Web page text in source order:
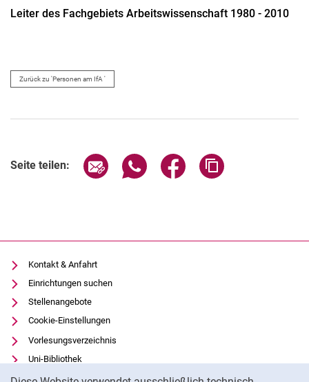
Leiter des Fachgebiets Arbeitswissenschaft 1980 - 2010
Zurück zu 'Personen am IfA '
Seite teilen: Seite über E-Mail teilen
Seite über WhatsApp teilen
Seite über Facebook
Kontakt & Anfahrt
Einrichtungen suchen
Stellenangebote
Cookie-Einstellungen
Vorlesungsverzeichnis
Uni-Bibliothek
Moodle